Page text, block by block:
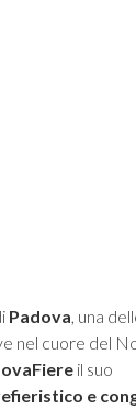
Padova, una
nel cuore del
il suo
e